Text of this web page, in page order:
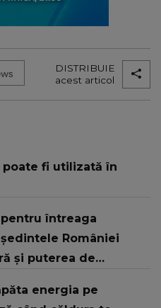
DISTRIBUIE
acest articol
poate fi utilizată în
întreaga
României
și puterea de
energia pe